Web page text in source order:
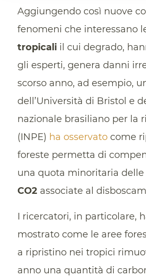
Aggiungendo così nuove
fenomeni che interessano
tropicaliil cui degrado,
gli esperti, genera danni
scorso anno, ad esempio,
dell’Università di Bristol e
nazionale brasiliano per la
(INPE) ha osservatocome
foreste permetta di
una quota minoritaria delle
CO2 associate al
I ricercatori, in particolare,
mostrato come le aree
a ripristino nei tropici
anno una quantità di